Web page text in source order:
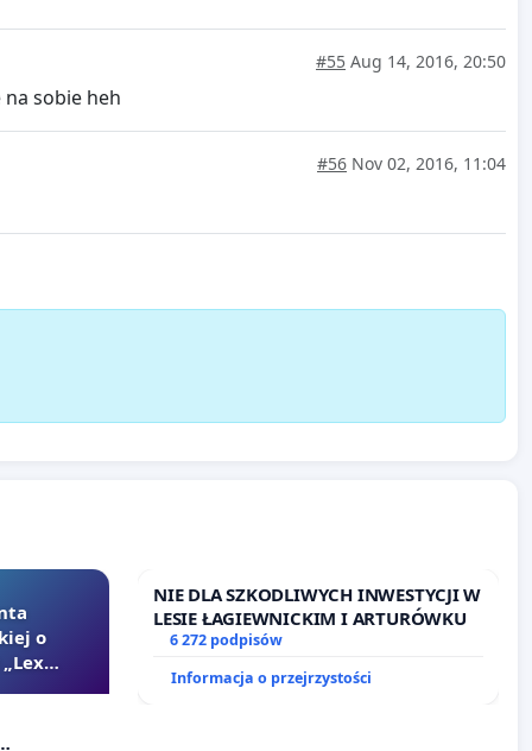
#55 Aug 14, 2016, 20:50
sobie heh
#56 Nov 02, 2016, 11:04
o
NIE DLA SZKODLIWYCH INWESTYCJI W
LESIE ŁAGIEWNICKIM I ARTURÓWKU
6 272 podpisów
Informacja o przejrzystości